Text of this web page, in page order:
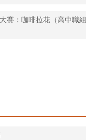
賽：咖啡拉花（高中職組